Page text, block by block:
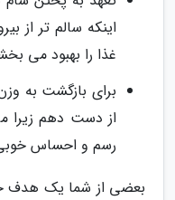
اینکه سالم تر از
غذا را بهبود می
از دست دهم زیرا
رسم و احساس
بعضی از شما یک هدف